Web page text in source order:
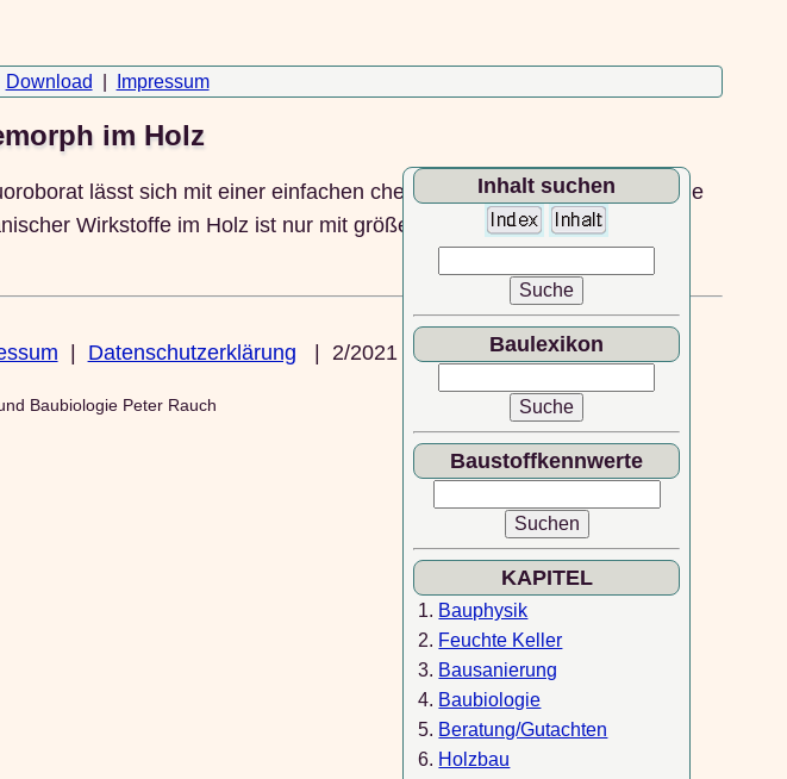
Download Impressum
im Holz
lässt sich mit einer einfachen chemischen Nachweisreaktion, wie
Wirkstoffe im Holz ist nur mit größerem Aufwand und apparativer
| Datenschutzerklärung | 2/2021
Baubiologie Peter Rauch
Inhalt suchen
Baulexikon
Baustoffkennwerte
KAPITEL
1. Bauphysik
2. Feuchte Keller
3. Bausanierung
4. Baubiologie
5. Beratung/Gutachten
6. Holzbau